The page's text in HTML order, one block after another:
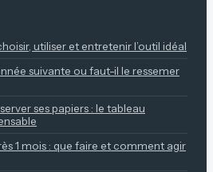
utiliser et entretenir l’outil idéal
suivante ou faut-il le ressemer
ses papiers : le tableau
1 mois : que faire et comment agir